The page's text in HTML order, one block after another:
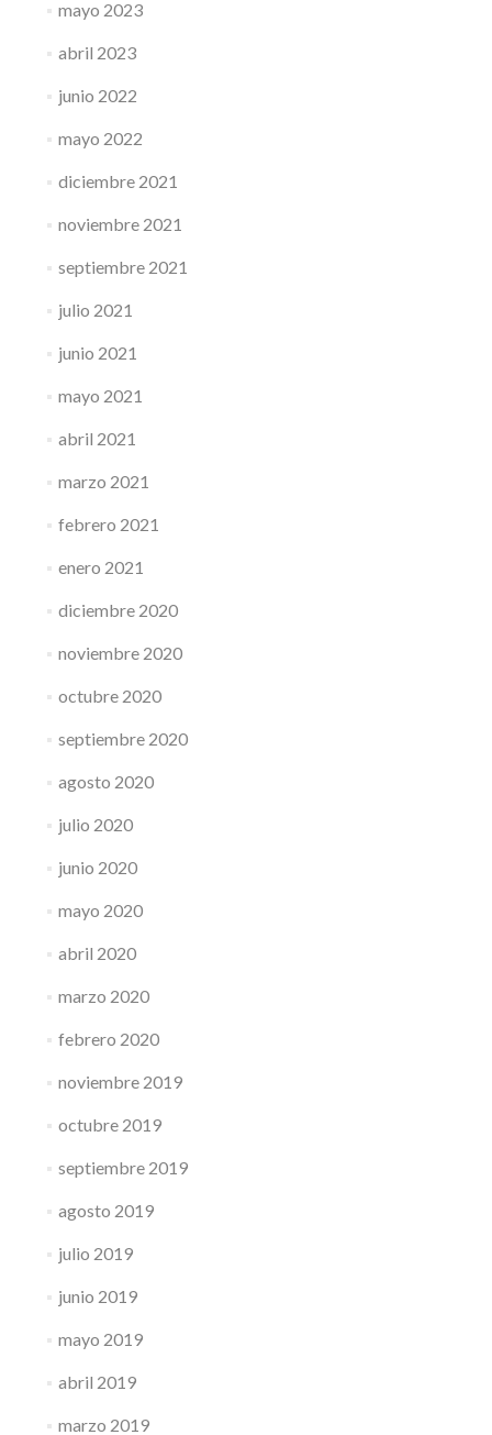
mayo 2023
abril 2023
junio 2022
mayo 2022
diciembre 2021
noviembre 2021
septiembre 2021
julio 2021
junio 2021
mayo 2021
abril 2021
marzo 2021
febrero 2021
enero 2021
diciembre 2020
noviembre 2020
octubre 2020
septiembre 2020
agosto 2020
julio 2020
junio 2020
mayo 2020
abril 2020
marzo 2020
febrero 2020
noviembre 2019
octubre 2019
septiembre 2019
agosto 2019
julio 2019
junio 2019
mayo 2019
abril 2019
marzo 2019